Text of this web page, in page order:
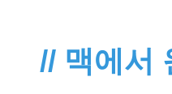
// 맥에서